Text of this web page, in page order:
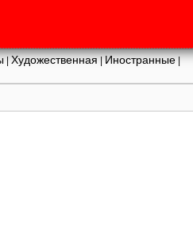
|Художественная|Иностранные|